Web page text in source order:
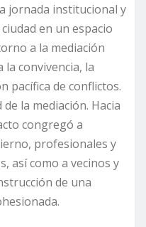
jornada institucional y
en un espacio
a la mediación
convivencia, la
pacífica de conflictos.
la mediación. Hacia
congregó a
profesionales y
así como a vecinos y
de una